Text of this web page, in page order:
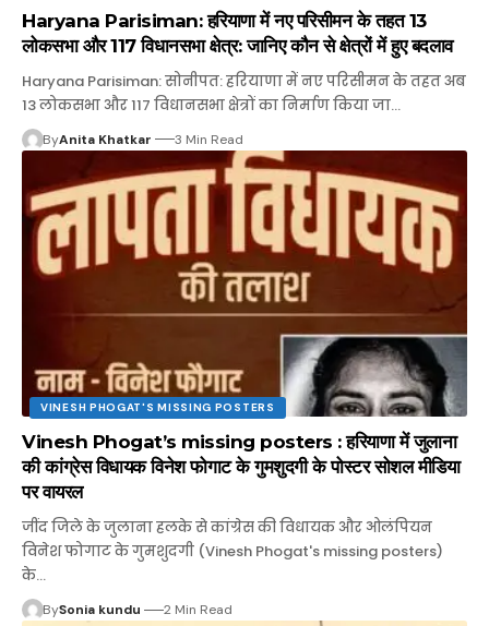
Haryana Parisiman: हरियाणा में नए परिसीमन के तहत 13
लोकसभा और 117 विधानसभा क्षेत्र: जानिए कौन से क्षेत्रों में हुए बदलाव
Haryana Parisiman: सोनीपत: हरियाणा में नए परिसीमन के तहत अब
13 लोकसभा और 117 विधानसभा क्षेत्रों का निर्माण किया जा…
ByAnita Khatkar 3 Min Read
VINESH PHOGAT'S MISSING POSTERS
Vinesh Phogat’s missing posters : हरियाणा में जुलाना
की कांग्रेस विधायक विनेश फोगाट के गुमशुदगी के पोस्टर सोशल मीडिया
पर वायरल
जींद जिले के जुलाना हलके से कांग्रेस की विधायक और ओलंपियन
विनेश फोगाट के गुमशुदगी (Vinesh Phogat's missing posters)
के…
BySonia kundu 2 Min Read